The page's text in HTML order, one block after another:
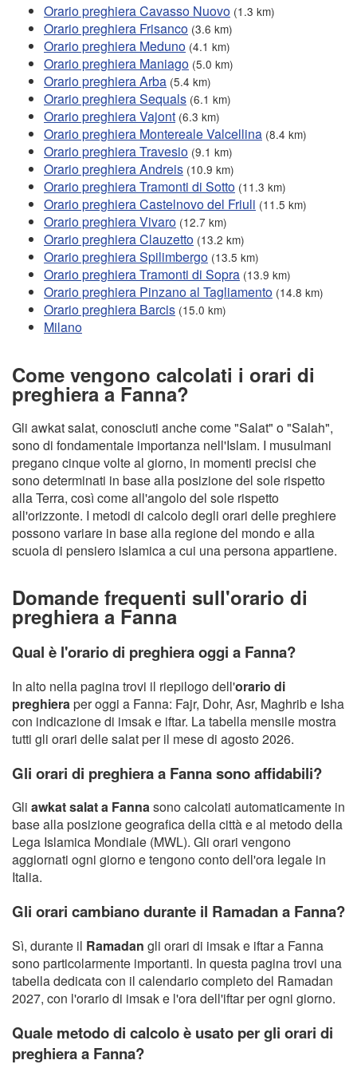
Orario preghiera Cavasso Nuovo (1.3 km)
Orario preghiera Frisanco (3.6 km)
Orario preghiera Meduno (4.1 km)
Orario preghiera Maniago (5.0 km)
Orario preghiera Arba (5.4 km)
Orario preghiera Sequals (6.1 km)
Orario preghiera Vajont (6.3 km)
Orario preghiera Montereale Valcellina (8.4 km)
Orario preghiera Travesio (9.1 km)
Orario preghiera Andreis (10.9 km)
Orario preghiera Tramonti di Sotto (11.3 km)
Orario preghiera Castelnovo del Friuli (11.5 km)
Orario preghiera Vivaro (12.7 km)
Orario preghiera Clauzetto (13.2 km)
Orario preghiera Spilimbergo (13.5 km)
Orario preghiera Tramonti di Sopra (13.9 km)
Orario preghiera Pinzano al Tagliamento (14.8 km)
Orario preghiera Barcis (15.0 km)
Milano
Come vengono calcolati i orari di
preghiera a Fanna?
Gli awkat salat, conosciuti anche come "Salat" o "Salah",
sono di fondamentale importanza nell'Islam. I musulmani
pregano cinque volte al giorno, in momenti precisi che
sono determinati in base alla posizione del sole rispetto
alla Terra, così come all'angolo del sole rispetto
all'orizzonte. I metodi di calcolo degli orari delle preghiere
possono variare in base alla regione del mondo e alla
scuola di pensiero islamica a cui una persona appartiene.
Domande frequenti sull'orario di
preghiera a Fanna
Qual è l'orario di preghiera oggi a Fanna?
In alto nella pagina trovi il riepilogo dell'orario di
preghieraper oggi a Fanna: Fajr, Dohr, Asr, Maghrib e Isha
con indicazione di imsak e iftar. La tabella mensile mostra
tutti gli orari delle salat per il mese di agosto 2026.
Gli orari di preghiera a Fanna sono affidabili?
Gli awkat salat a Fannasono calcolati automaticamente in
base alla posizione geografica della città e al metodo della
Lega Islamica Mondiale (MWL). Gli orari vengono
aggiornati ogni giorno e tengono conto dell'ora legale in
Italia.
Gli orari cambiano durante il Ramadan a Fanna?
Sì, durante il Ramadan gli orari di imsak e iftar a Fanna
sono particolarmente importanti. In questa pagina trovi una
tabella dedicata con il calendario completo del Ramadan
2027, con l'orario di imsak e l'ora dell'iftar per ogni giorno.
Quale metodo di calcolo è usato per gli orari di
preghiera a Fanna?